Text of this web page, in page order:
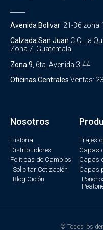
Avenida Bolivar 21-36 zona
Calzada San Juan C.C. La
Zona 7, Guatemala.
Zona 9 , 6ta. Avenida 3-44
Oficinas Centrales Ventas:
Nosotros
Historia
Distribuidores
Politicas de Cambios
Solicitar Cotización
Blog Ciclón
Trajes
Capas
Capas
Capas
© Todos los